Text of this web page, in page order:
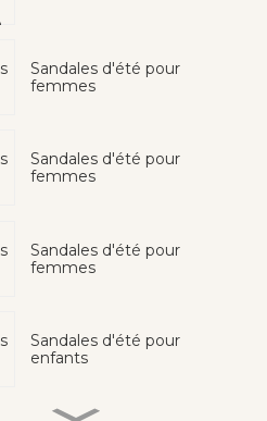
Sandales d'été pour
femmes
Sandales d'été pour
femmes
Sandales d'été pour
femmes
Sandales d'été pour
enfants